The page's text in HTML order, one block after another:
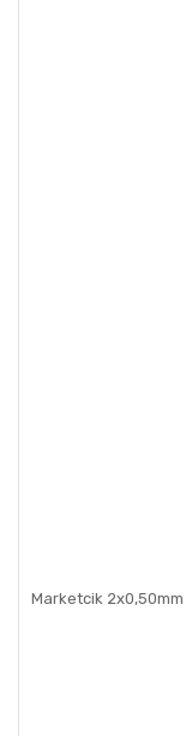
Marketcik 2x0,50mm